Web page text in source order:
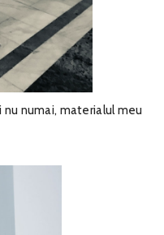
numai, materialul meu